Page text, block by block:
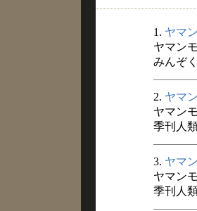
1. ヤマ
ヤマン
みんぞ
2. ヤマ
ヤマン
季刊人
3. ヤマ
ヤマン
季刊人